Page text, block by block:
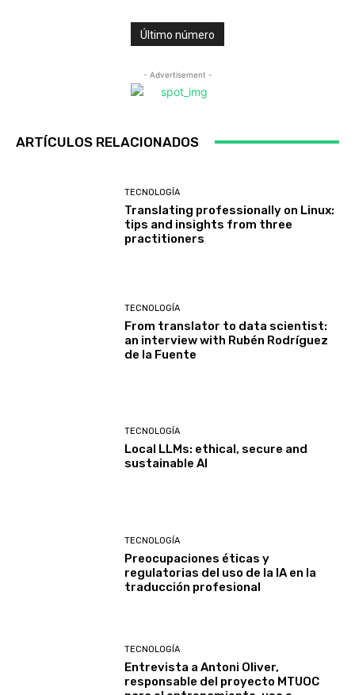
Último número
- Advertisement -
ARTÍCULOS RELACIONADOS
TECNOLOGÍA
Translating professionally on Linux:
tips and insights from three
practitioners
TECNOLOGÍA
From translator to data scientist:
an interview with Rubén Rodríguez
de la Fuente
TECNOLOGÍA
Local LLMs: ethical, secure and
sustainable AI
TECNOLOGÍA
Preocupaciones éticas y
regulatorias del uso de la IA en la
traducción profesional
TECNOLOGÍA
Entrevista a Antoni Oliver,
responsable del proyecto MTUOC